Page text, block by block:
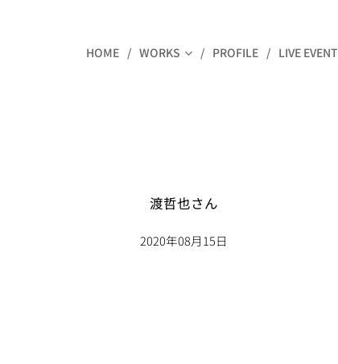
HOME WORKS PROFILE LIVE EVENT
渡哲也さん
2020年08月15日